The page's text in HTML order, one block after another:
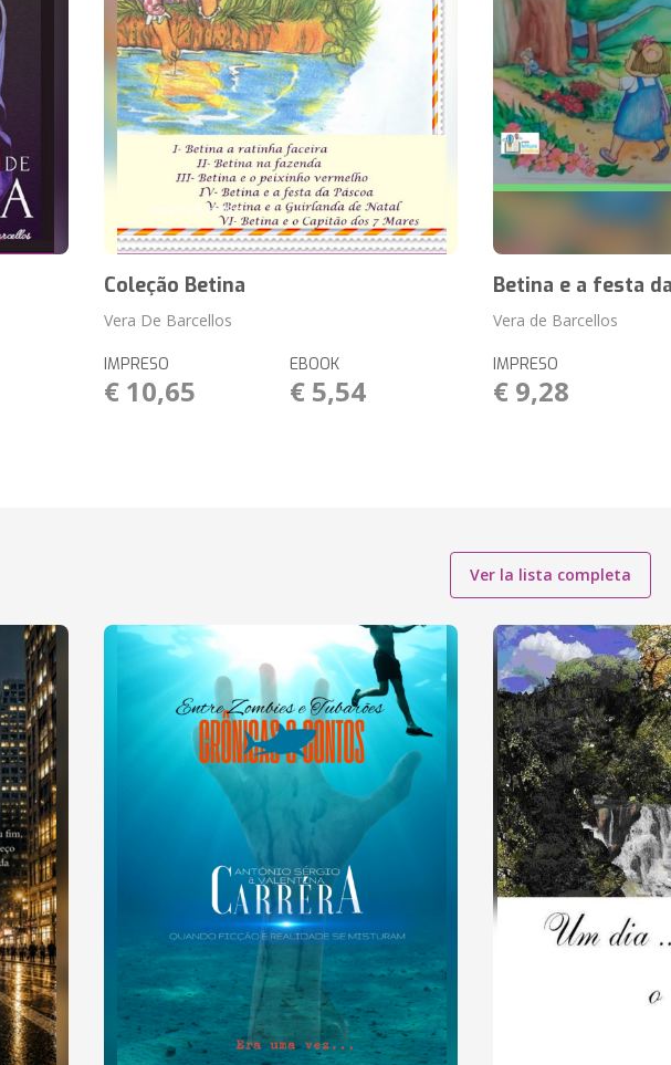
Coleção Betina
Vera De Barcellos
IMPRESO
€ 10,65
EBOOK
€ 5,54
Betina e a festa
Vera de Barcellos
IMPRESO
€ 9,28
Ver la lista completa